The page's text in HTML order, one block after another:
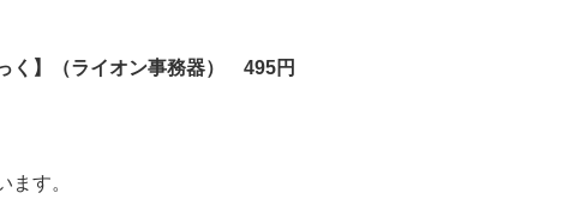
里さんおすすめ！はにわの形の指サック
く】（ライオン事務器） 495円